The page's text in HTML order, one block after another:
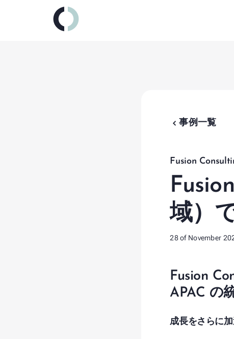
SAP
chevron_backward事例一覧
Fusion
域）
28 of November
Fusion
APAC の
成長をさらに